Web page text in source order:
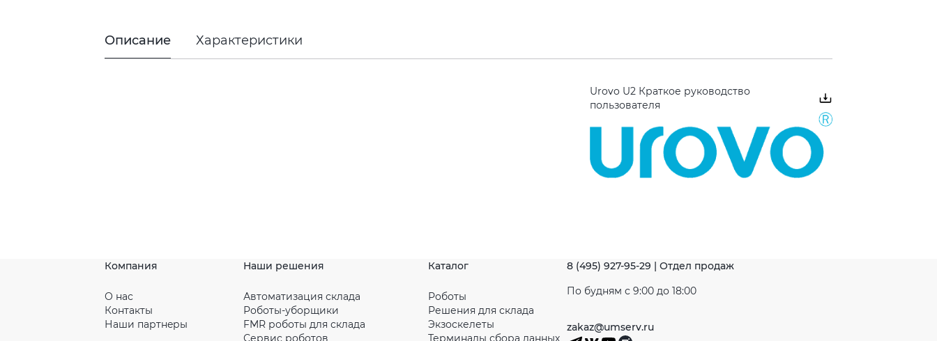
Описание Характеристики
Urovo U2 Краткое руководство
пользователя
Компания
О нас
Контакты
Наши партнeры
Наши решения
Автоматизация склада
Роботы-уборщики
FMR роботы для склада
Сервис роботов
Каталог
Роботы
Решения для склада
Экзоскелеты
Терминалы сбора данных
8 (495) 927-95-29 | Отдел продаж
По будням с 9:00 до 18:00
zakaz@umserv.ru